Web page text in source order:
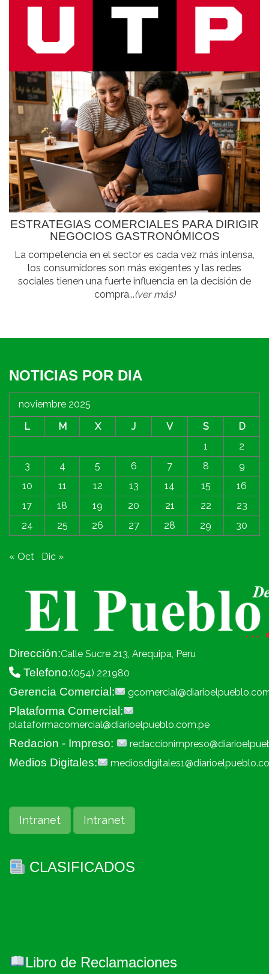
ESTRATEGIAS COMERCIALES PARA DIRIGIR
NEGOCIOS GASTRONÓMICOS
La competencia en el sector es cada vez más intensa,
los consumidores son más exigentes y las redes
sociales tienen una fuerte influencia en la decisión de
compra...(ver más)
NOTICIAS POR DIA
noviembre 2025
L
M X J V S
D
1
2
3
4 5 6 7 8
9
10
11 12 13 14 15
16
17
18 19 20 21 22
23
24
25 26 27 28 29 30
« Oct Dic »
Dirección:Calle Sucre 213, Arequipa, Peru
Telefono:(054) 221980
Gerencia Comercial:
Plataforma Comercial:
plataformacomercial@diarioelpueblo.com.pe
Redacion - Impreso:
Medios Digitales:
Intranet Intranet
CLASIFICADOS
Libro de Reclamaciones